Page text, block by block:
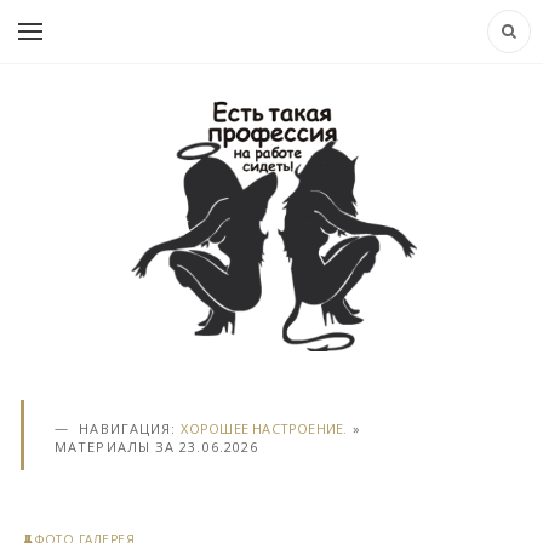
НАВИГАЦИЯ:ХОРОШЕЕ НАСТРОЕНИЕ. »
МАТЕРИАЛЫ ЗА 23.06.2026
ФОТО ГАЛЕРЕЯ